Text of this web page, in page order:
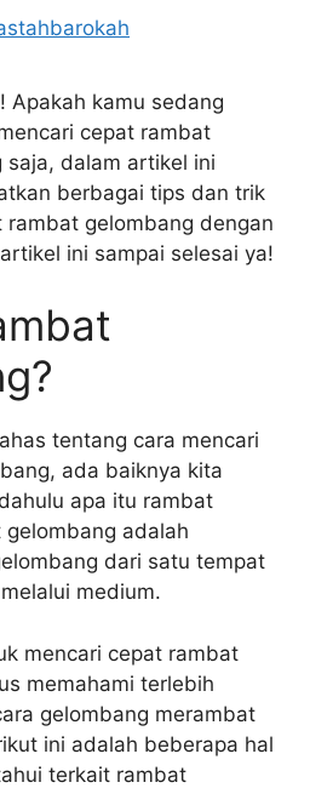
Apakah kamu sedang
cepat rambat
saja, dalam artikel ini
berbagai tips dan trik
rambat gelombang dengan
ini sampai selesai ya!
tentang cara mencari
ada baiknya kita
apa itu rambat
adalah
dari satu tempat
medium.
mencari cepat rambat
memahami terlebih
gelombang merambat
ini adalah beberapa hal
terkait rambat